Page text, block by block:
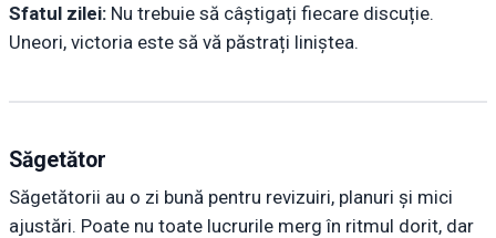
Sfatul zilei: Nu trebuie să câștigați fiecare discuție.
Uneori, victoria este să vă păstrați liniștea.
Săgetător
Săgetătorii au o zi bună pentru revizuiri, planuri și mici
ajustări. Poate nu toate lucrurile merg în ritmul dorit, dar